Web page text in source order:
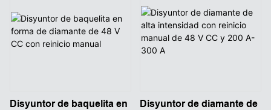
Disyuntor de baquelita en
Disyuntor de diamante de